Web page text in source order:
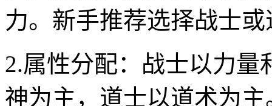
力。新手推荐选择战士
2.属性分配：战士以力
神为主，道士以道术为